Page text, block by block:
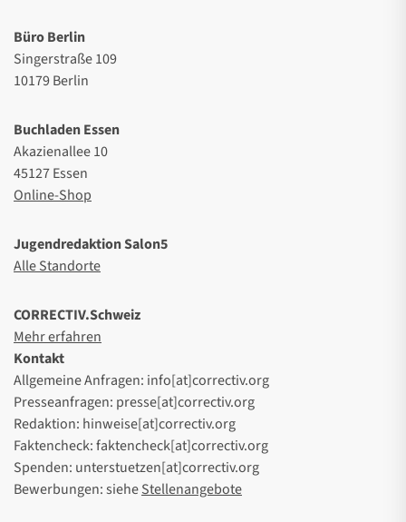
Büro Berlin
Singerstraße 109
10179 Berlin
Buchladen Essen
Akazienallee 10
45127 Essen
Online-Shop
Jugendredaktion Salon5
Alle Standorte
CORRECTIV.Schweiz
Mehr erfahren
Kontakt
Allgemeine Anfragen: info[at]correctiv.org
Presseanfragen: presse[at]correctiv.org
Redaktion: hinweise[at]correctiv.org
Faktencheck: faktencheck[at]correctiv.org
Spenden: unterstuetzen[at]correctiv.org
Bewerbungen: sieheStellenangebote